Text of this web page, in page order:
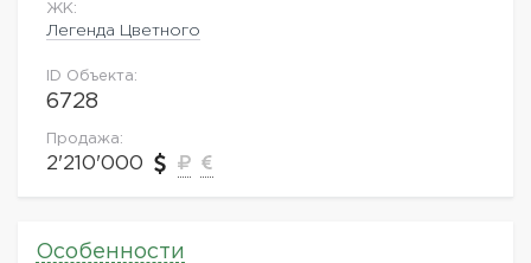
ЖK:
Легенда Цветного
ID Объекта:
6728
Продажа:
2'210'000
Особенности